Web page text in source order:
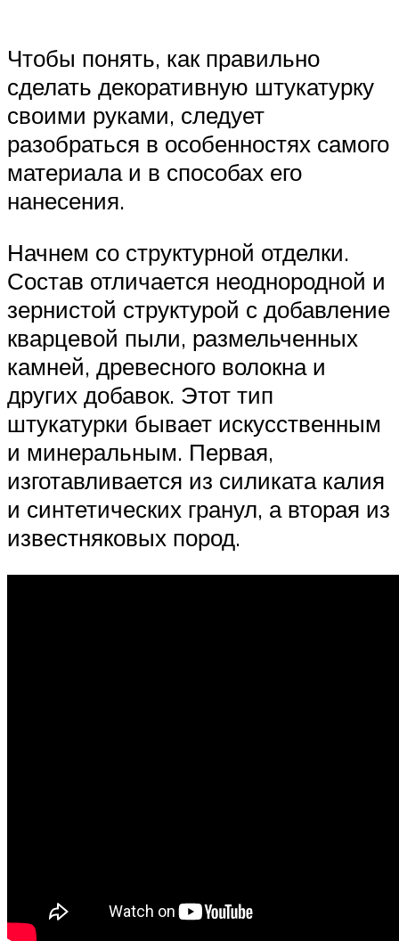
Чтобы понять, как правильно
сделать декоративную штукатурку
своими руками, следует
разобраться в особенностях самого
материала и в способах его
нанесения.
Начнем со структурной отделки.
Состав отличается неоднородной и
зернистой структурой с добавление
кварцевой пыли, размельченных
камней, древесного волокна и
других добавок. Этот тип
штукатурки бывает искусственным
и минеральным. Первая,
изготавливается из силиката калия
и синтетических гранул, а вторая из
известняковых пород.